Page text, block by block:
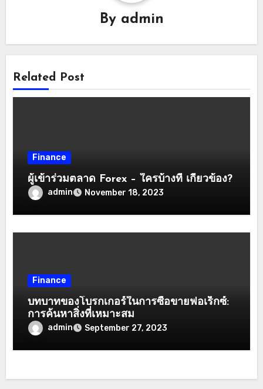
By admin
Related Post
Finance
ผู้เข้าร่วมตลาด Forex – ใครบ้างที่ เกี่ยวข้อง?
admin November 18, 2023
Finance
บทบาทของโบรกเกอร์ในการซื้อขายฟอเร็กซ์:
การค้นหาสิ่งที่เหมาะสม
admin September 27, 2023